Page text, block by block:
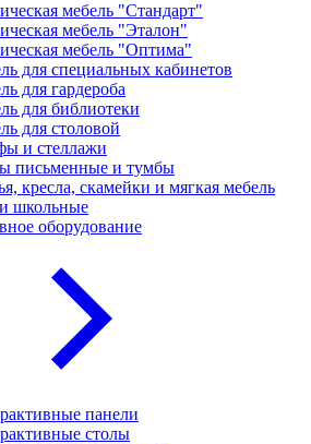
мебель "Стандарт"
мебель "Эталон"
мебель "Оптима"
для специальных кабинетов
для гардероба
для библиотеки
для столовой
и стеллажи
письменные и тумбы
кресла, скамейки и мягкая мебель
школьные
оборудование
панели
столы